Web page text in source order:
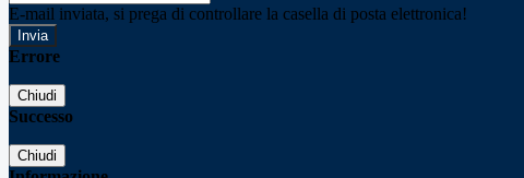
E-mail inviata, si prega di controllare la casella di posta elettronica!
Errore
Chiudi
Successo
Chiudi